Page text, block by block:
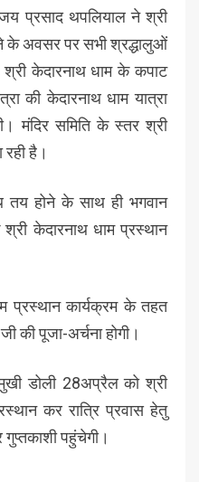
प्रसाद थपलियाल ने श्री
के अवसर पर सभी श्रद्धालुओं
श्री केदारनाथ धाम के कपाट
की केदारनाथ धाम यात्रा
मंदिर समिति के स्तर श्री
रही है।
तय होने के साथ ही भगवान
केदारनाथ धाम प्रस्थान
प्रस्थान कार्यक्रम के तहत
की पूजा-अर्चना होगी।
डोली 28अप्रैल को श्री
कर रात्रि प्रवास हेतु
गुप्तकाशी पहुंचेगी।